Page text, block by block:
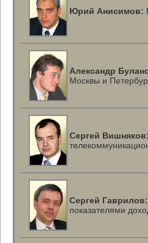
Юрий Анисимов:
Александр
Москвы и
Сергей Вишняков:
Сергей Гаврилов:
показателями